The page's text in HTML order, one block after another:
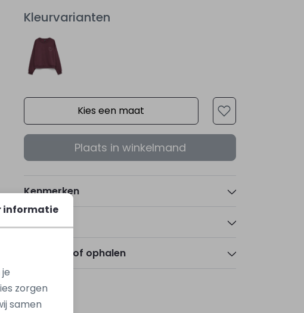
Kleurvarianten
Kies een maat
Plaats in winkelmand
Kenmerken
Bezorgen of ophalen
informatie
zorgen
samen